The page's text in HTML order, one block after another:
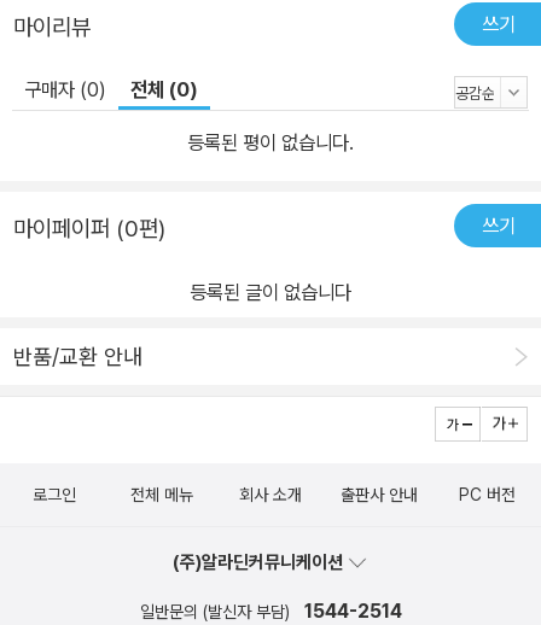
마이리뷰 쓰기
구매자 (0) 전체 (0)
등록된 평이 없습니다.
마이페이퍼 (0편) 쓰기
등록된 글이 없습니다
반품/교환 안내
로그인 전체 메뉴 회사 소개 출판사 안내 PC 버전
(주)알라딘커뮤니케이션
일반문의 (발신자 부담) 1544-2514